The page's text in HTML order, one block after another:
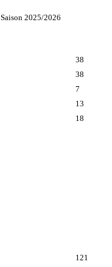
2025/2026
38
38
7
13
18
121